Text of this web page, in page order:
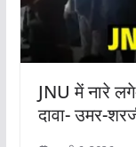
JNU में नारे
दावा- उमर-